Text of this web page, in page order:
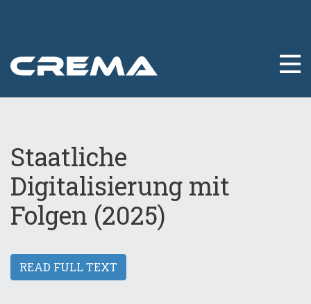
Staatliche
Digitalisierung mit
Folgen (2025)
READ FULL TEXT